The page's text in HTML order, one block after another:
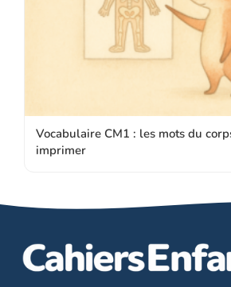
Vocabulaire CM1 : les mots du
imprimer